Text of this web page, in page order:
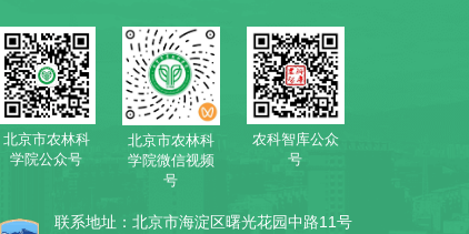
北京市农林科
学院公众号
北京市农林科
学院微信视频
号
农科智库公众
号
联系地址：北京市海淀区曙光花园中路11号